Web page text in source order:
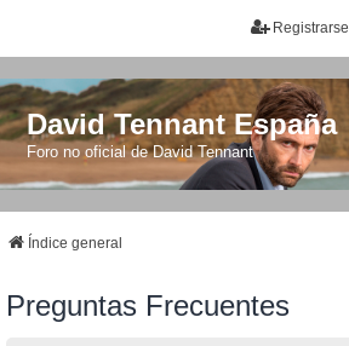
Registrarse
David Tennant España
Foro no oficial de David Tennant
Índice general
Preguntas Frecuentes